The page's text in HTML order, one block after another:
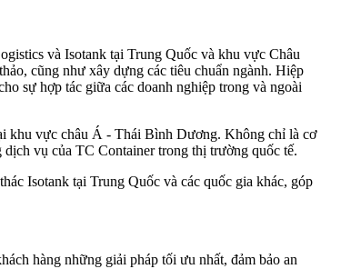
và Isotank tại Trung Quốc và khu vực Châu
cũng như xây dựng các tiêu chuẩn ngành. Hiệp
sự hợp tác giữa các doanh nghiệp trong và ngoài
khu vực châu Á - Thái Bình Dương. Không chỉ là cơ
vụ của TC Container trong thị trường quốc tế.
Isotank tại Trung Quốc và các quốc gia khác, góp
hàng những giải pháp tối ưu nhất, đảm bảo an